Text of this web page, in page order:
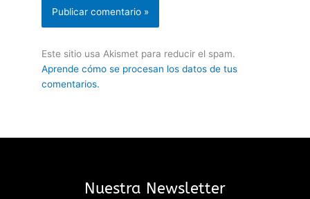
Este sitio usa Akismet para reducir el spam.
Aprende cómo se procesan los datos de tus
comentarios.
Nuestra Newsletter